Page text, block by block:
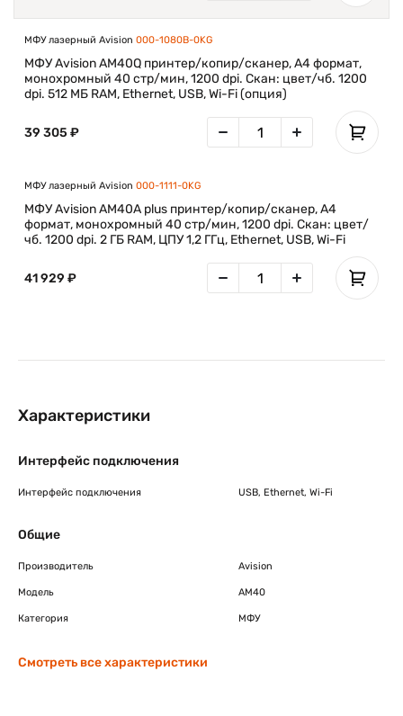
МФУ лазерный Avision 000-1080B-0KG
МФУ Avision AM40Q принтер/копир/сканер, А4 формат,
монохромный 40 стр/мин, 1200 dpi. Скан: цвет/чб. 1200
dpi. 512 МБ RAM, Ethernet, USB, Wi-Fi (опция)
39 305 ₽
МФУ лазерный Avision 000-1111-0KG
МФУ Avision AM40A plus принтер/копир/сканер, А4
формат, монохромный 40 стр/мин, 1200 dpi. Скан: цвет/
чб. 1200 dpi. 2 ГБ RAM, ЦПУ 1,2 ГГц, Ethernet, USB, Wi-Fi
41 929 ₽
Характеристики
Интерфейс подключения
Интерфейс подключения USB, Ethernet, Wi-Fi
Общие
Производитель Avision
Модель AM40
Категория МФУ
Смотреть все характеристики